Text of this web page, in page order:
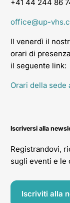
+41 44 244 86
office@up-
Il venerdì il
orari di
il seguente link:
Orari della sede
Iscriversi alla
Registrandovi,
sugli eventi e le
Iscriviti alla